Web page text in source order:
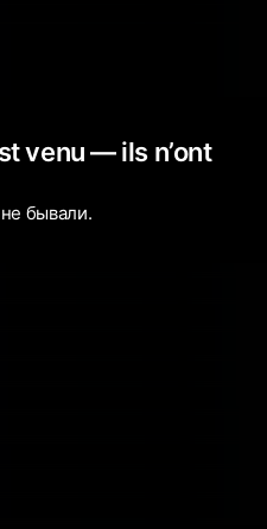
venu — ils n’ont
бывали.